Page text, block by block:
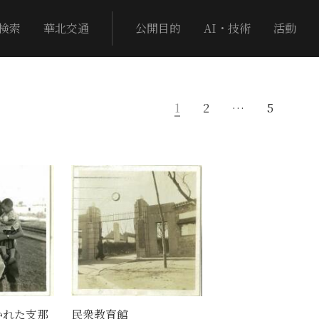
索 華北交通 公開目的 AI・技術 活動
1 2 … 5
た支那 民衆教育館